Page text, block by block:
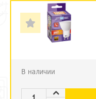
В наличии